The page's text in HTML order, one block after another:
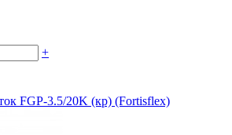
+
FGP-3.5/20K (кр) (Fortisflex)